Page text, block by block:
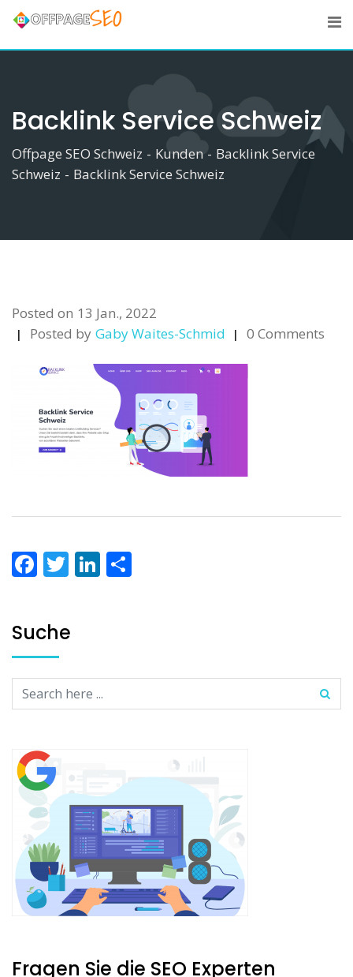
Skip
content
Backlink Service Schweiz
Offpage SEO Schweiz - Kunden - Backlink Service
Schweiz - Backlink Service Schweiz
Posted on 13 Jan., 2022
Posted by Gaby Waites-Schmid 0 Comments
Facebook
TwitterLinkedIn
Suche
Fragen Sie die SEO Experten